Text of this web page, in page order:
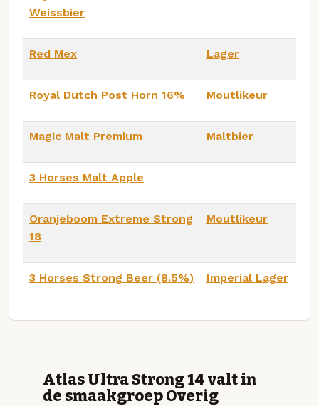
Weissbier
Red Mex Lager
Royal Dutch Post Horn 16% Moutlikeur
Magic Malt Premium Maltbier
3 Horses Malt Apple
Oranjeboom Extreme Strong
18
Moutlikeur
3 Horses Strong Beer (8.5%) Imperial Lager
Atlas Ultra Strong 14 valt in
de smaakgroep Overig